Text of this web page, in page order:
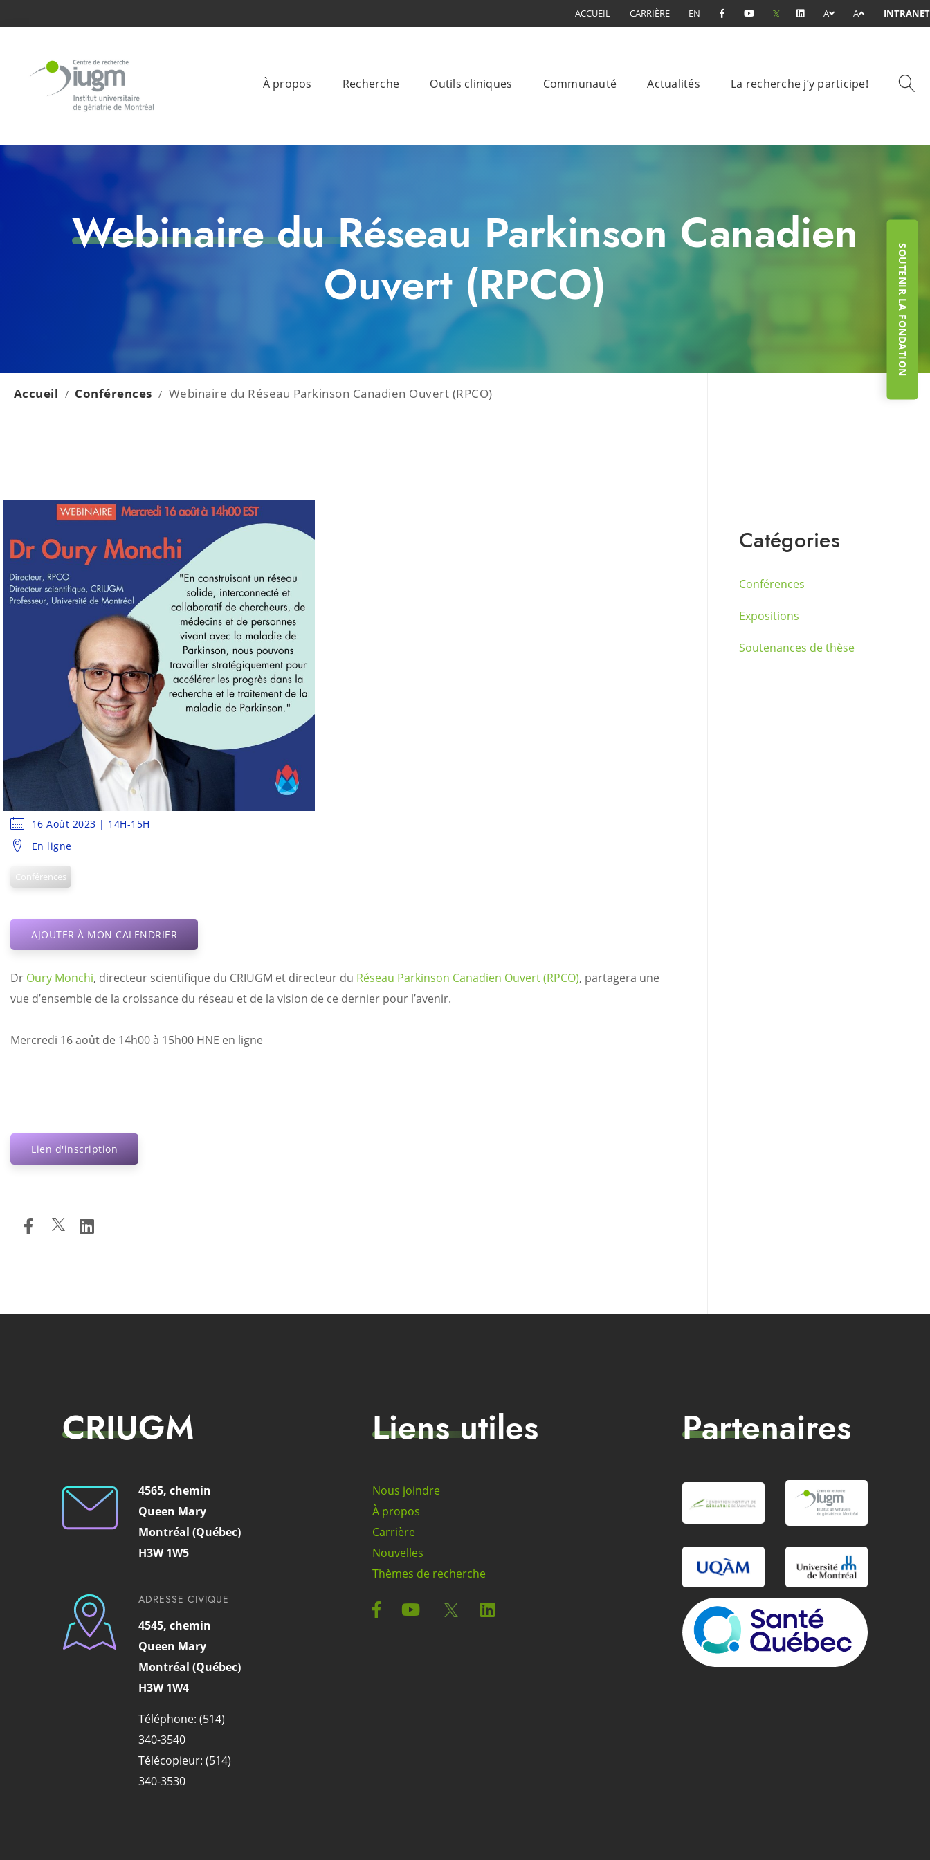
SOUTENIR LA FONDATION
ACCUEIL CARRIÈRE EN A A INTRANET
À propos Recherche Outils cliniques Communauté Actualités La recherche j’y participe!
Webinaire du Réseau Parkinson Canadien
Ouvert (RPCO)
Accueil / Conférences / Webinaire du Réseau Parkinson Canadien Ouvert (RPCO)
16 Août 2023 | 14H-15H
En ligne
Conférences
AJOUTER À MON CALENDRIER
Dr Oury Monchi, directeur scientifique du CRIUGM et directeur du Réseau Parkinson Canadien Ouvert (RPCO), partagera une
vue d’ensemble de la croissance du réseau et de la vision de ce dernier pour l’avenir.
Mercredi 16 août de 14h00 à 15h00 HNE en ligne
Lien d'inscription
Catégories
Conférences
Expositions
Soutenances de thèse
CRIUGM
4565, chemin
Queen Mary
Montréal (Québec)
H3W 1W5
ADRESSE CIVIQUE
4545, chemin
Queen Mary
Montréal (Québec)
H3W 1W4
Téléphone: (514)
340-3540
Télécopieur: (514)
340-3530
Liens utiles
Nous joindre
À propos
Carrière
Nouvelles
Thèmes de recherche
Partenaires